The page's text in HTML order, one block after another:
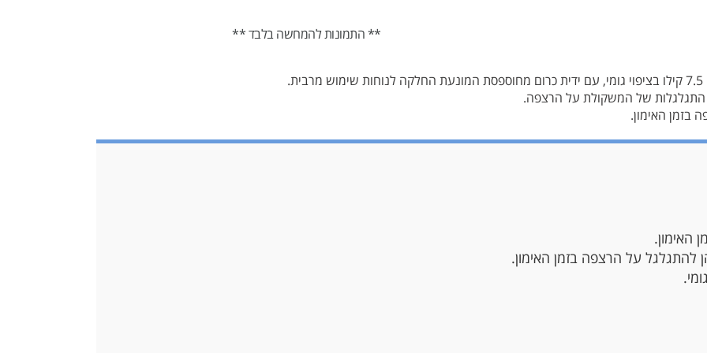
** התמונות להמחשה בלבד **
התגלגלות של המשקולת על הרצפה.
בזמן האימון.
האימון.
על הרצפה בזמן האימון.